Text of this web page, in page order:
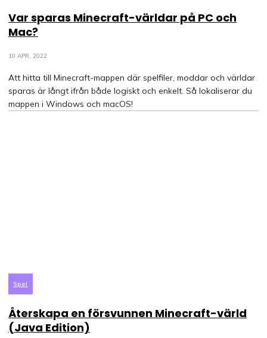
Var sparas Minecraft-världar på PC och
Mac?
10 APR, 2022
Att hitta till Minecraft-mappen där spelfiler, moddar och världar
sparas är långt ifrån både logiskt och enkelt. Så lokaliserar du
mappen i Windows och macOS!
Spel
Återskapa en försvunnen Minecraft-värld
(Java Edition)